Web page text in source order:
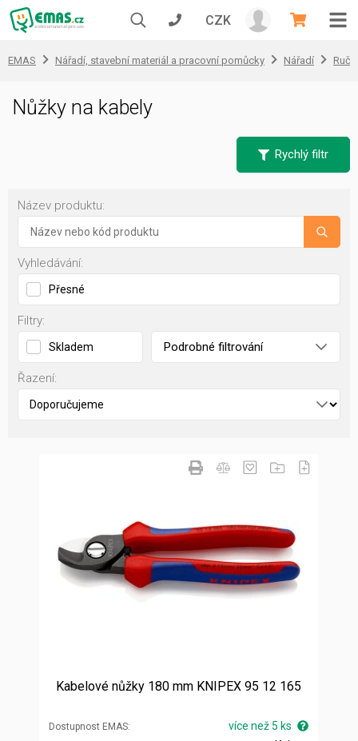
CZK
EMAS Nářadí, stavební materiál a pracovní pomůcky Nářadí
Nůžky na kabely
Rychlý filtr
Název produktu:
Vyhledávání:
Přesné
Filtry:
Skladem Podrobné filtrování
Řazení:
Kabelové nůžky 180 mm KNIPEX 95 12 165
Dostupnost EMAS více než 5 ks